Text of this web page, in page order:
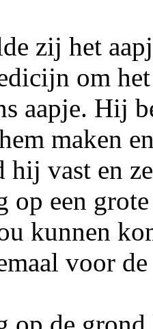
zij het
om
aapje. Hij
maken
hij vast en
op een
kunnen
voor